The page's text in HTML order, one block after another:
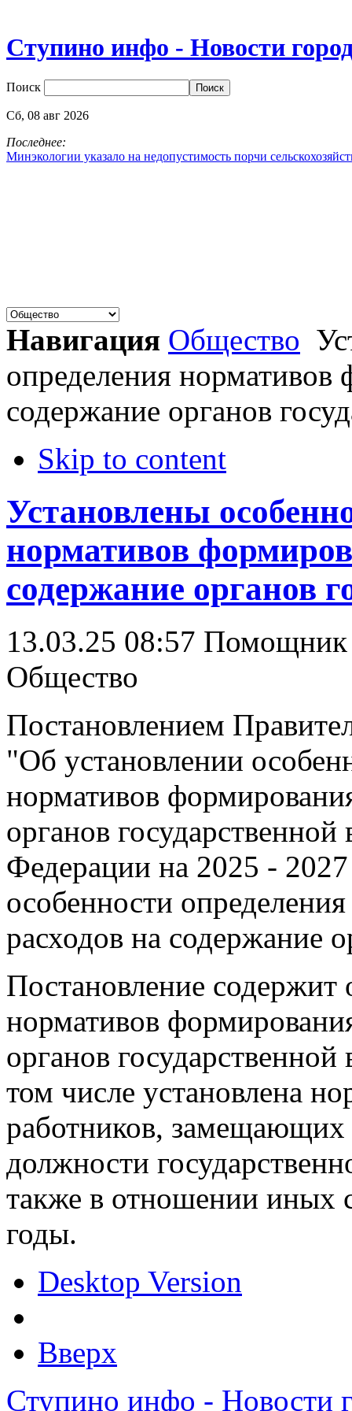
Ступино инфо - Новости
Поиск
Сб, 08 авг 2026
Последнее:
Минэкологии указало на недопустимость порчи
Навигация Общество
определения нормативов
содержание органов
Skip to content
Установлены
нормативов
содержание органов
13.03.25 08:57 Помощник
Общество
Постановлением
"Об установлении
нормативов
органов государственной
Федерации на 2025 -
особенности
расходов на содержание
Постановление содержит
нормативов
органов
том числе установлена
работников, замещающих
должности
также в отношении иных
годы.
Desktop Version
Вверх
Ступино инфо - Новости